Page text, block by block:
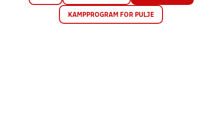
KAMPPROGRAM FOR PULJE